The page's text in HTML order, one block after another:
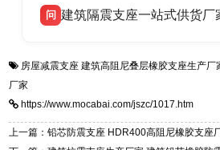
适用于民用住宅隔震工程，
震支座，电话：
问 建筑隔震支座一站式供货厂
一站式供货厂家，拥有多年
质、检测报告完备，提供选型
装指导全套服务，厂址衡水
房屋减震支座 建筑高阻尼叠层橡胶支座生产厂
厂家
https://www.mocabai.com/jszc/1017.htm
上一篇：铅芯防震支座 HDR400高阻尼橡胶支座